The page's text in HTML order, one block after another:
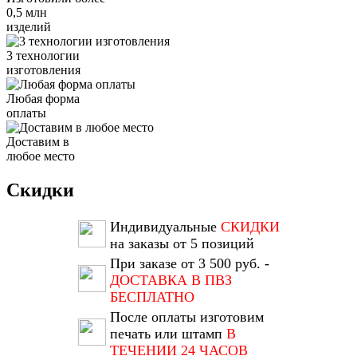
0,5 млн
изделий
3 технологии
изготовления
Любая форма
оплаты
Доставим в
любое место
Скидки
Индивидуальные СКИДКИ
на заказы от 5 позиций
При заказе от 3 500 руб. -
ДОСТАВКА В ПВЗ
БЕСПЛАТНО
После оплаты изготовим
печать или штамп В
ТЕЧЕНИИ 24 ЧАСОВ